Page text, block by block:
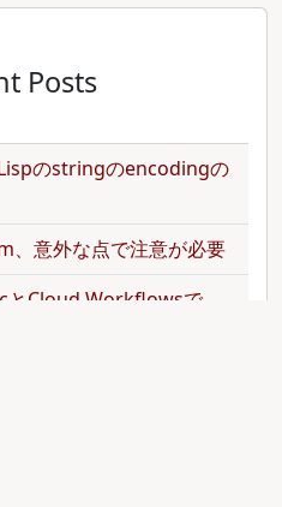
Posts
のstringのencodingの
、意外な点で注意が必要
とCloud Workflowsで